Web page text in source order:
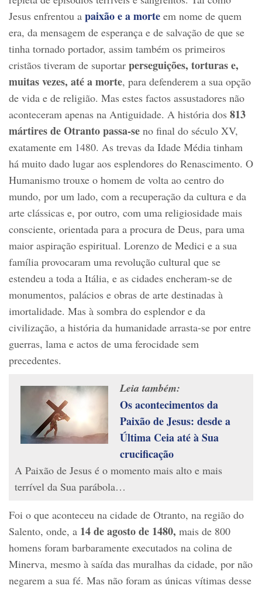
Jesus enfrentou a paixão e a morte em nome de quem
era, da mensagem de esperança e de salvação de que se
tinha tornado portador, assim também os primeiros
cristãos tiveram de suportar perseguições, torturas e,
muitas vezes, até a morte, para defenderem a sua opção
de vida e de religião. Mas estes factos assustadores não
aconteceram apenas na Antiguidade. A história dos 813
mártires de Otranto passa-se no final do século XV,
exatamente em 1480. As trevas da Idade Média tinham
há muito dado lugar aos esplendores do Renascimento. O
Humanismo trouxe o homem de volta ao centro do
mundo, por um lado, com a recuperação da cultura e da
arte clássicas e, por outro, com uma religiosidade mais
consciente, orientada para a procura de Deus, para uma
maior aspiração espiritual. Lorenzo de Medici e a sua
família provocaram uma revolução cultural que se
estendeu a toda a Itália, e as cidades encheram-se de
monumentos, palácios e obras de arte destinadas à
imortalidade. Mas à sombra do esplendor e da
civilização, a história da humanidade arrasta-se por entre
guerras, lama e actos de uma ferocidade sem
precedentes.
Leia também:
Os acontecimentos da
Paixão de Jesus: desde a
Última Ceia até à Sua
crucificação
A Paixão de Jesus é o momento mais alto e mais
terrível da Sua parábola…
Foi o que aconteceu na cidade de Otranto, na região do
Salento, onde, a 14 de agosto de 1480, mais de 800
homens foram barbaramente executados na colina de
Minerva, mesmo à saída das muralhas da cidade, por não
negarem a sua fé. Mas não foram as únicas vítimas desse